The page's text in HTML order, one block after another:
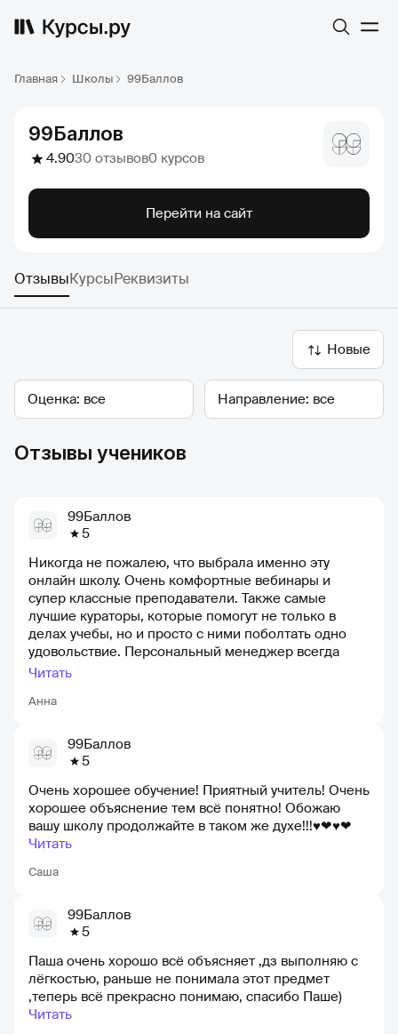
Главная Школы 99Баллов
99Баллов
4.9030 отзывов0 курсов
Перейти на сайт
ОтзывыКурсыРеквизиты
Новые
Оценка Направление
Отзывы учеников
99Баллов
5
Анна
Никогда не пожалею, что выбрала именно эту
онлайн школу. Очень комфортные вебинары и
супер классные преподаватели. Также самые
лучшие кураторы, которые помогут не только в
делах учебы, но и просто с ними поболтать одно
удовольствие. Персональный менеджер всегда
выручит из какой-либо ситуации и всегда ответит
школа!
Читать
99Баллов
5
Саша
Очень хорошее обучение! Приятный учитель! Очень
хорошее объяснение тем всё понятно! Обожаю
вашу школу продолжайте в таком же духе!!!♥❤♥❤
Читать
99Баллов
5
Паша очень хорошо всё объясняет ,дз выполняю с
лёгкостью, раньше не понимала этот предмет
,теперь всё прекрасно понимаю, спасибо Паше)
Читать